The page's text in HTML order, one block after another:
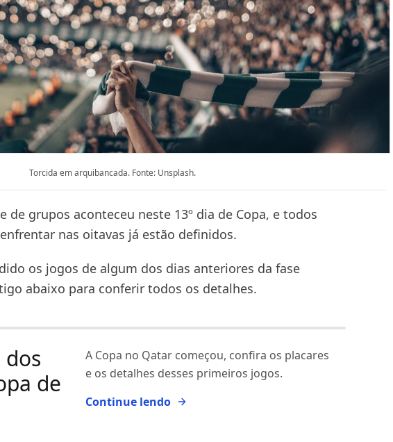
Torcida em arquibancada. Fonte: Unsplash.
de grupos aconteceu neste 13º dia de Copa, e todos
nas oitavas já estão definidos.
os jogos de algum dos dias anteriores da fase
abaixo para conferir todos os detalhes.
dos
de
A Copa no Qatar começou, confira os placares
e os detalhes desses primeiros jogos.
Continue lendo